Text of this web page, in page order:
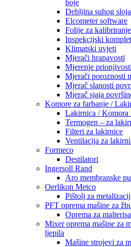
boje
Debljina suhog
Elcometer software
Folije za kalibriranje
Inspekcijski
Klimatski uvjeti
Mjerači hrapavosti
Mjerenje prionjivosti
Mjerači poroznosti
Mjerač slanosti
Mjerač sjaja
Komore za farbanje /
Lakirnica / Komora
Termogen – za
Filteri za lakirnice
Ventilacija za
Formeco
Destilatori
Ingersoll Rand
Aro membranske
Oerlikon Metco
Pištolj za
PFT oprema mašine za
Oprema za
Mixer oprema mašine za
ljepila
Mašine strojevi za